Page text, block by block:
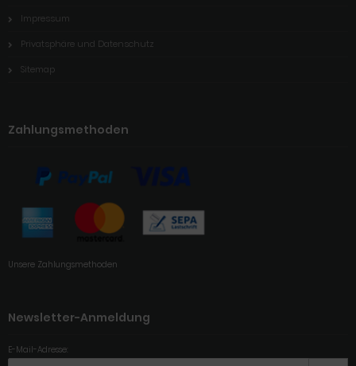
Impressum
Privatsphäre und Datenschutz
Sitemap
Zahlungsmethoden
Unsere Zahlungsmethoden
Newsletter-Anmeldung
E-Mail-Adresse: